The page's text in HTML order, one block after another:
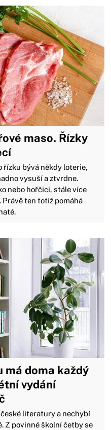
maso. Řízky
řízku bývá někdy loterie,
vysuší a ztvrdne.
nebo hořčici, stále více
ten totiž pomáhá
má doma každý
vydání
literatury a nechybí
Z povinné školní četby se